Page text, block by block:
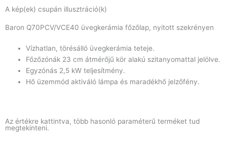
A kép(ek) csupán illusztráció(k)
Baron Q70PCV/VCE40 üvegkerámia főzőlap, nyitott szekrényen
Vízhatlan, törésálló üvegkerámia teteje.
Főzőzónák 23 cm átmérőjű kör alakú szitanyomattal jelölve.
Egyzónás 2,5 kW teljesítmény.
Hő üzemmód aktiváló lámpa és maradékhő jelzőfény.
Az értékre kattintva, több hasonló paraméterű terméket tud
megtekinteni.